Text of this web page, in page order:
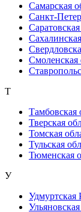
Самарская
Санкт-
Смоленская
Т
Тамбовская
Тверская
Томская
Тульская
Тюменская
У
Удмуртская